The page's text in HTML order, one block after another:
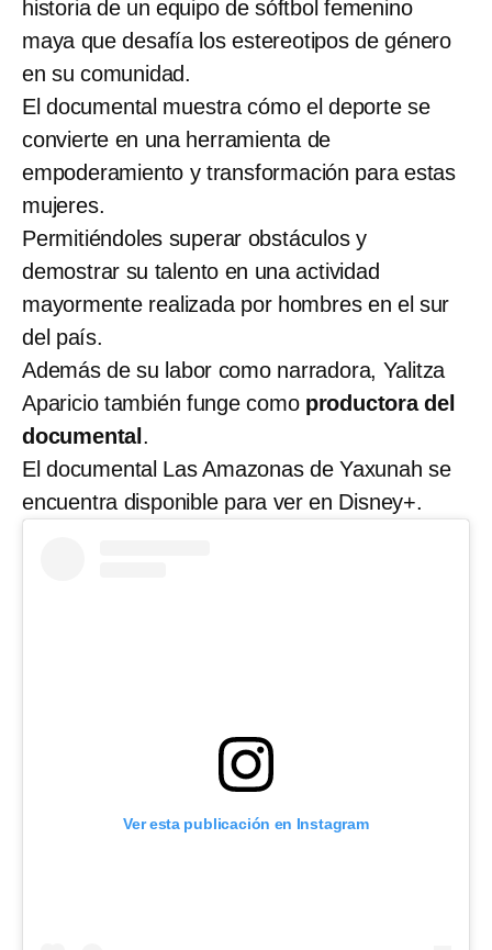
historia de un equipo de sóftbol femenino
maya que desafía los estereotipos de género
en su comunidad.
El documental muestra cómo el deporte se
convierte en una herramienta de
empoderamiento y transformación para estas
mujeres.
Permitiéndoles superar obstáculos y
demostrar su talento en una actividad
mayormente realizada por hombres en el sur
del país.
Además de su labor como narradora, Yalitza
Aparicio también funge como productora del
documental .
El documental Las Amazonas de Yaxunah se
encuentra disponible para ver en Disney+.
Ver esta publicación en Instagram